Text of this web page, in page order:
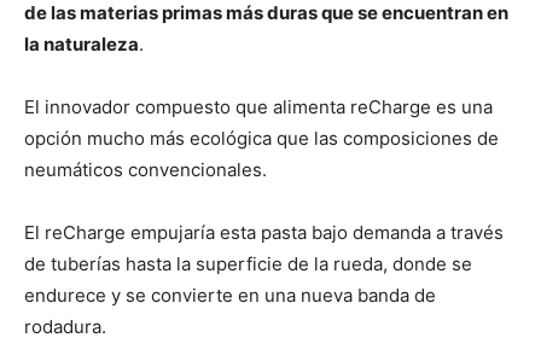
de las materias primas más duras que se encuentran en
la naturaleza.
El innovador compuesto que alimenta reCharge es una
opción mucho más ecológica que las composiciones de
neumáticos convencionales.
El reCharge empujaría esta pasta bajo demanda a través
de tuberías hasta la superficie de la rueda, donde se
endurece y se convierte en una nueva banda de
rodadura.